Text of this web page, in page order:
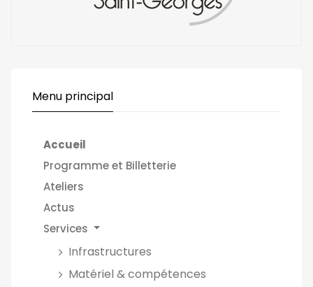
Menu principal
Accueil
Programme et Billetterie
Ateliers
Actus
Services
Infrastructures
Matériel & compétences